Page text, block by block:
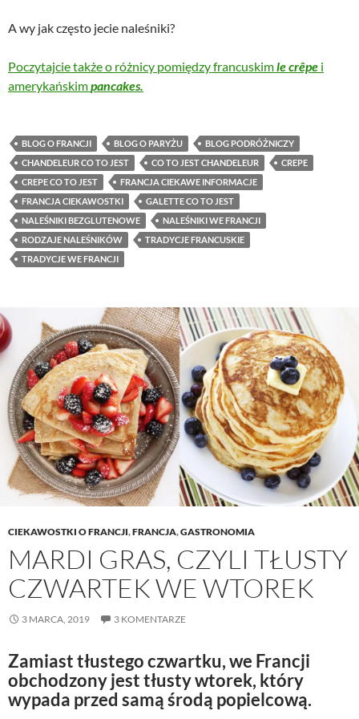
A wy jak często jecie naleśniki?
Poczytajcie także o różnicy pomiędzy francuskimle crêpe i
amerykańskimpancakes.
BLOG O FRANCJI BLOG O PARYŻU
BLOG PODRÓŻNICZY
CHANDELEUR CO TO JEST
CO TO JEST CHANDELEUR
CREPE
CREPE CO TO JEST
FRANCJA CIEKAWE INFORMACJE
FRANCJA CIEKAWOSTKI
GALETTE CO TO JEST
NALEŚNIKI BEZGLUTENOWE
NALEŚNIKI WE FRANCJI
RODZAJE NALEŚNIKÓW
TRADYCJE FRANCUSKIE
TRADYCJE WE FRANCJI
CIEKAWOSTKI O FRANCJI,FRANCJA,GASTRONOMIA
MARDI GRAS, CZYLI TŁUSTY
CZWARTEK WE WTOREK
3 MARCA, 2019 3 KOMENTARZE
Zamiast tłustego czwartku, we Francji
obchodzony jest tłusty wtorek, który
wypada przed samą środą popielcową.